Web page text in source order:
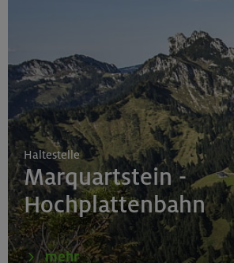
Haltestelle
Marquartstein -
Hochplattenbahn
mehr